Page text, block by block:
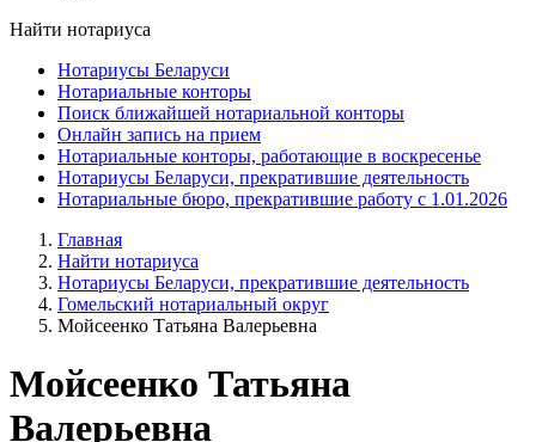
Найти нотариуса
Нотариусы Беларуси
Нотариальные конторы
Поиск ближайшей нотариальной конторы
Онлайн запись на прием
Нотариальные конторы, работающие в воскресенье
Нотариусы Беларуси, прекратившие деятельность
Нотариальные бюро, прекратившие работу с 1.01.2026
Главная
Найти нотариуса
Нотариусы Беларуси, прекратившие деятельность
Гомельский нотариальный округ
Мойсеенко Татьяна Валерьевна
Мойсеенко Татьяна
Валерьевна